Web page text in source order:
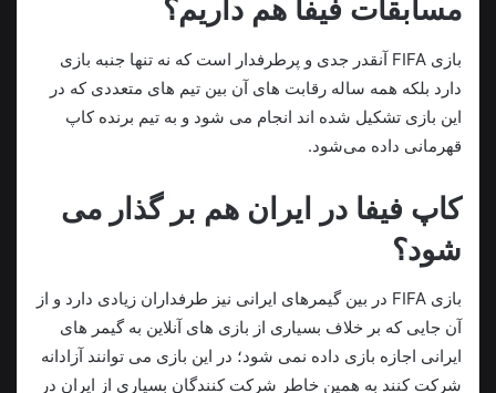
مسابقات فیفا هم داریم؟
بازی FIFA آنقدر جدی و پرطرفدار است که نه تنها جنبه بازی
دارد بلکه همه ساله رقابت های آن بین تیم های متعددی که در
این بازی تشکیل شده اند انجام می شود و به تیم برنده کاپ
قهرمانی داده می‌شود.
کاپ فیفا در ایران هم بر گذار می
شود؟
بازی FIFA در بین گیمرهای ایرانی نیز طرفداران زیادی دارد و از
آن جایی که بر خلاف بسیاری از بازی های آنلاین به گیمر های
ایرانی اجازه بازی داده نمی شود؛ در این بازی می توانند آزادانه
شرکت کنند به همین خاطر شرکت کنندگان بسیاری از ایران در